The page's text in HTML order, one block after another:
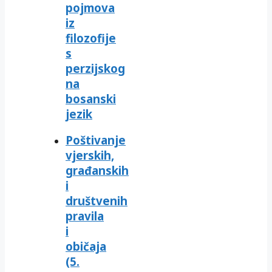
pojmova
iz
filozofije
s
perzijskog
na
bosanski
jezik
Poštivanje
vjerskih,
građanskih
i
društvenih
pravila
i
običaja
(5.